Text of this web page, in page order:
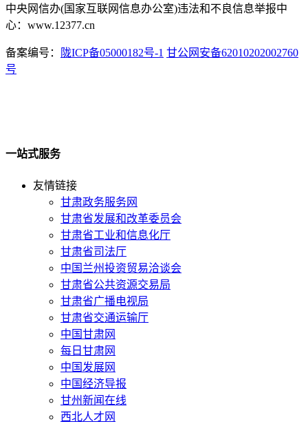
中央网信办(国家互联网信息办公室)违法和不良信息举报中
心：www.12377.cn
备案编号： 陇ICP备05000182号-1 甘公网安备62010202002760
号
一站式服务
友情链接
甘肃政务服务网
甘肃省发展和改革委员会
甘肃省工业和信息化厅
甘肃省司法厅
中国兰州投资贸易洽谈会
甘肃省公共资源交易局
甘肃省广播电视局
甘肃省交通运输厅
中国甘肃网
每日甘肃网
中国发展网
中国经济导报
甘州新闻在线
西北人才网